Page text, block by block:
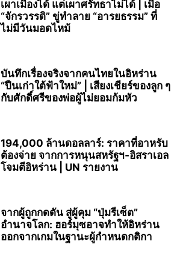
เผาเมืองได้ แต่เผาศรัทธาไม่ได้ | เมื่อ
“จักรวรรดิ” ขู่ทำลาย “อารยธรรม” ที่
ไม่มีวันมอดไหม้
บันทึกเรื่องจริงจากคนไทยในอิหร่าน
“ปืนเก่าใต้ฟ้าใหม่” | เสียงเชียร์ของลูก ๆ
กับศักดิ์ศรีของพ่อผู้ไม่ยอมก้มหัว
194,000 ล้านดอลลาร์: ราคาที่อาหรับ
ต้องจ่าย จากการหนุนสหรัฐฯ‑อิสราเอล
โจมตีอิหร่าน | UN รายงาน
จากผู้ถูกกดดัน สู่ผู้คุม “ปุ่มรีเซ็ต”
อำนาจโลก: ฮอร์มุซอาจทำให้อิหร่าน
ออกจากเกมในฐานะผู้กำหนดกติกา